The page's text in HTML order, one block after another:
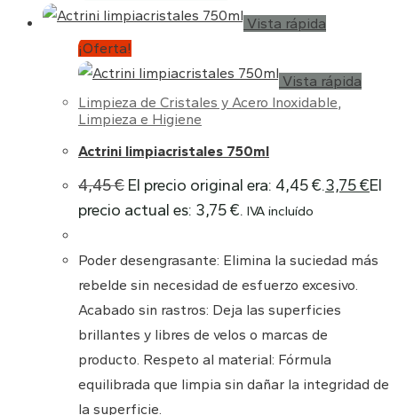
Vista rápida
¡Oferta!
Vista rápida
Limpieza de Cristales y Acero Inoxidable
Limpieza e Higiene
Actrini limpiacristales 750ml
4,45€ El precio original era: 4,45 €.3,75€El
precio actual es: 3,75 €. IVA incluído
Poder desengrasante: Elimina la suciedad más
rebelde sin necesidad de esfuerzo excesivo.
Acabado sin rastros: Deja las superficies
brillantes y libres de velos o marcas de
producto. Respeto al material: Fórmula
equilibrada que limpia sin dañar la integridad de
la superficie.